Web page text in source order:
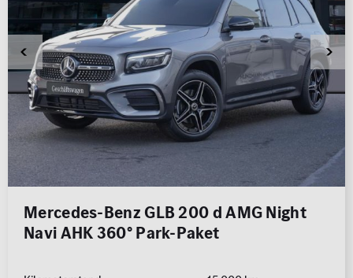
Mercedes-Benz GLB 200 d AMG Night
Navi AHK 360° Park-Paket